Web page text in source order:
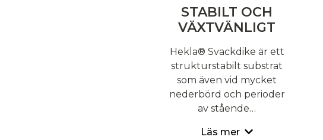
STABILT OCH
VÄXTVÄNLIGT
Hekla® Svackdike är ett
strukturstabilt substrat
som även vid mycket
nederbörd och perioder
av stående…
Läs mer